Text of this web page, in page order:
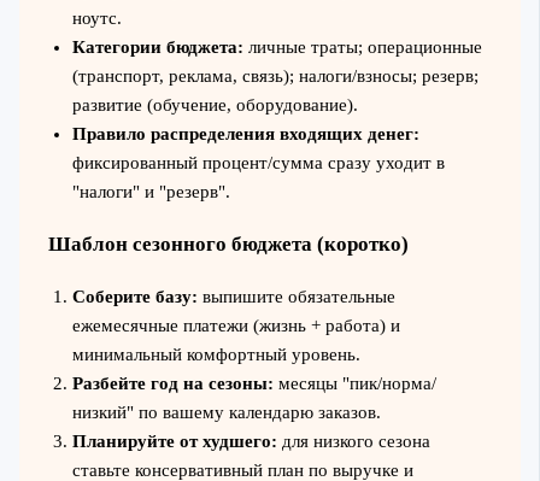
ноутс.
Категории бюджета: личные траты; операционные
(транспорт, реклама, связь); налоги/взносы; резерв;
развитие (обучение, оборудование).
Правило распределения входящих денег:
фиксированный процент/сумма сразу уходит в
"налоги" и "резерв".
Шаблон сезонного бюджета (коротко)
Соберите базу: выпишите обязательные
ежемесячные платежи (жизнь + работа) и
минимальный комфортный уровень.
Разбейте год на сезоны: месяцы "пик/норма/
низкий" по вашему календарю заказов.
Планируйте от худшего: для низкого сезона
ставьте консервативный план по выручке и